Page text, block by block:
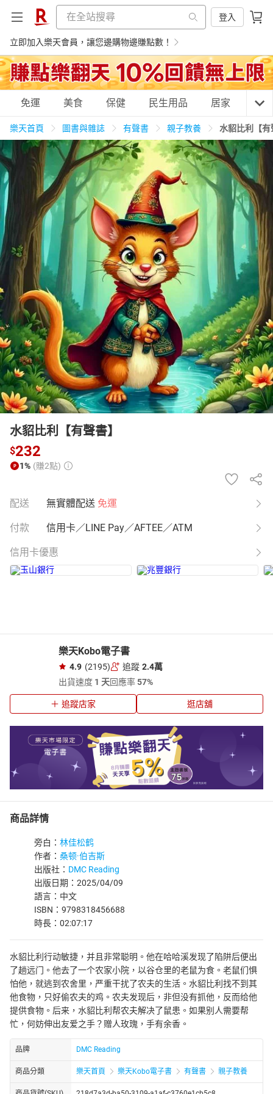
登入
立即加入樂天會員，讓您邊購物邊賺點數！
購物網分類
天天免運 美食蛋糕 養生保健 民生用品
居家生活 3C家電 運動休閒 親子玩具
女裝 男裝 化妝保養 情趣用品
日本購物 電子/紙本書
HOT
免運 美食 保健 民生用品 居家 3C
樂天首頁 圖書與雜誌 有聲書 親子教養 水貂比利【有
水貂比利【有聲書】
$232
1% (賺2點)
配送 無實體配送 免運
付款 信用卡／LINE Pay／AFTEE／ATM
信用卡優惠
樂天Kobo電子書
4.9 (2195) 追蹤 2.4萬
出貨速度 1 天回應率57%
追蹤店家 逛店舖
商品詳情
旁白： 林佳松鹤
作者： 桑顿·伯吉斯
出版社： DMC Reading
出版日期：2025/04/09
語言：中文
ISBN：9798318456688
時長：02:07:17
水貂比利行动敏捷，并且非常聪明。他在哈哈溪发现了陷阱后便出
了趟远门。他去了一个农家小院，以谷仓里的老鼠为食。老鼠们惧
怕他，就逃到农舍里，严重干扰了农夫的生活。水貂比利找不到其
他食物，只好偷农夫的鸡。农夫发现后，非但没有抓他，反而给他
提供食物。后来，水貂比利帮农夫解决了鼠患。如果别人需要帮
忙，何妨伸出友爱之手？赠人玫瑰，手有余香。
品牌 DMC Reading
商品分類 樂天首頁 樂天Kobo電子書 有聲書 親子教養